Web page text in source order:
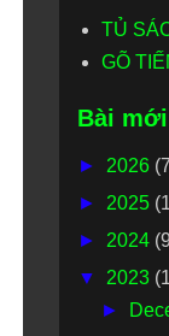
TỦ
GÕ
Bài mới
► 2026
► 2025
► 2024
▼ 2023
►